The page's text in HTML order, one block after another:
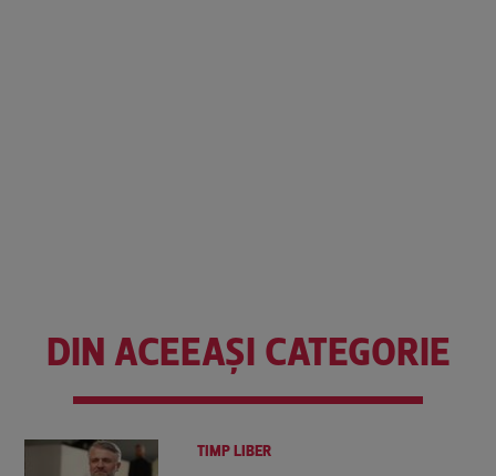
DIN ACEEAȘI CATEGORIE
TIMP LIBER